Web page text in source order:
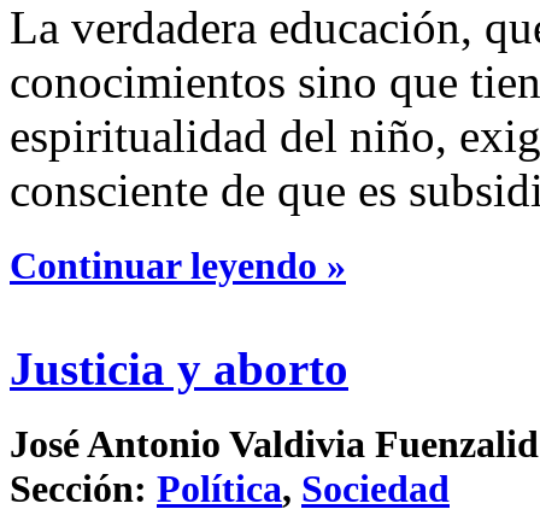
La verdadera educación,
conocimientos sino que
espiritualidad del niño,
consciente de que es
Continuar leyendo »
Justicia y aborto
José Antonio Valdivia
Sección: Política, Sociedad